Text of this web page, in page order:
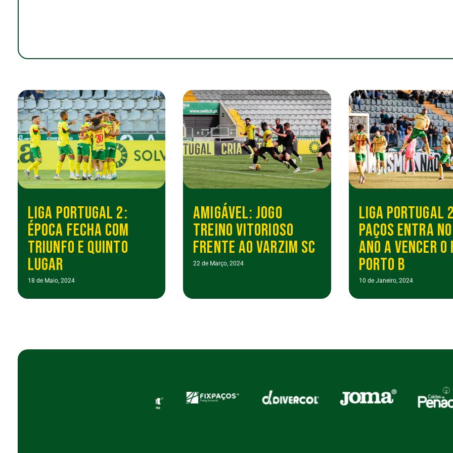
LIGA PORTUGAL 2:
ÉPOCA FECHA COM
TRIUNFO E QUINTO
LUGAR
18 de Maio, 2024
AMIGÁVEL: JOGO
TREINO VITORIOSO
FRENTE AO VARZIM SC
22 de Março, 2024
LIGA PORTUGAL
PAÇOS ENTRA
ANO A VENCER O
PORTO B
10 de Janeiro, 2024